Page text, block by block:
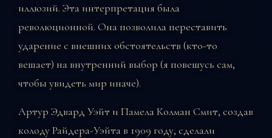
иллюзий. Эта интерпретация была
революционной. Она позволила переставить
ударение с внешних обстоятельств (кто-то
вешает) на внутренний выбор (я повешусь сам,
чтобы увидеть мир иначе).
Артур Эдвард Уэйт и Памела Колман Смит, создав
колоду Райдера-Уэйта в 1909 году, сделали